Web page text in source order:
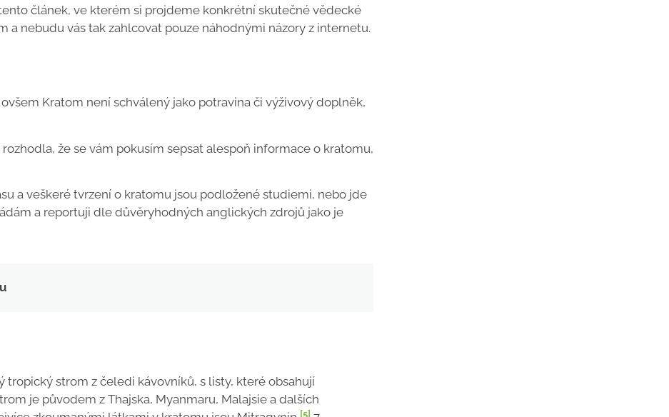
článek, ve kterém si projdeme konkrétní skutečné vědecké
nebudu vás tak zahlcovat pouze náhodnými názory z internetu.
Kratom není schválený jako potravina či výživový doplněk,
rozhodla, že se vám pokusím sepsat alespoň informace o kratomu,
a veškeré tvrzení o kratomu jsou podložené studiemi, nebo jde
a reportuji dle důvěryhodných anglických zdrojů jako je
tropický strom z čeledi kávovníků, s listy, které obsahují
je původem z Thajska, Myanmaru, Malajsie a dalších
[5]